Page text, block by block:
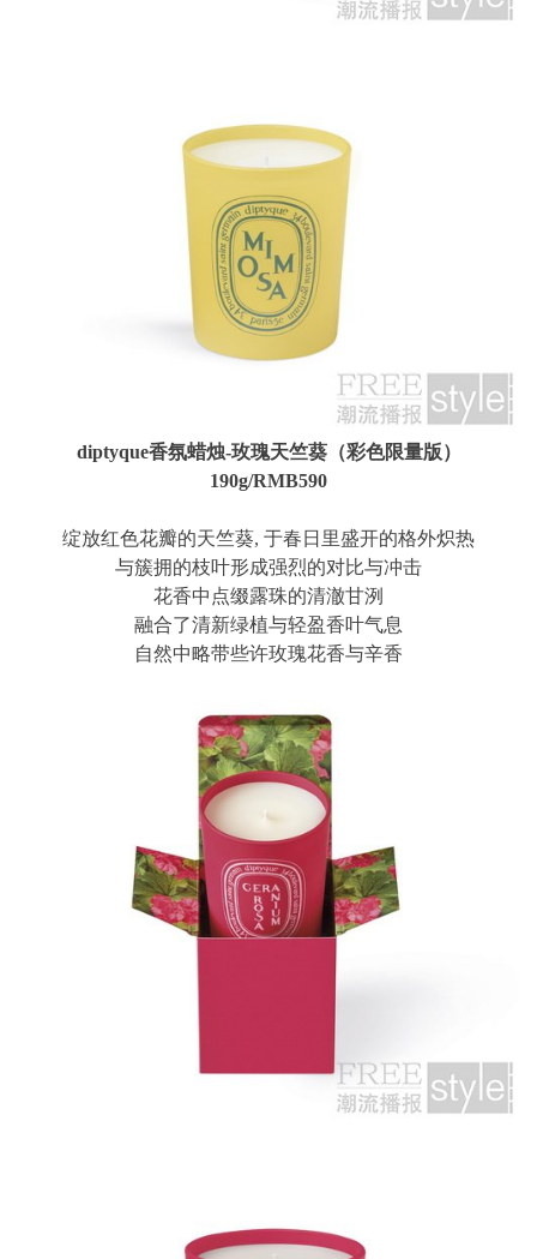
diptyque香氛蜡烛-玫瑰天竺葵（彩色限量版）
190g/RMB590
绽放红色花瓣的天竺葵, 于春日里盛开的格外炽热
与簇拥的枝叶形成强烈的对比与冲击
花香中点缀露珠的清澈甘洌
融合了清新绿植与轻盈香叶气息
自然中略带些许玫瑰花香与辛香